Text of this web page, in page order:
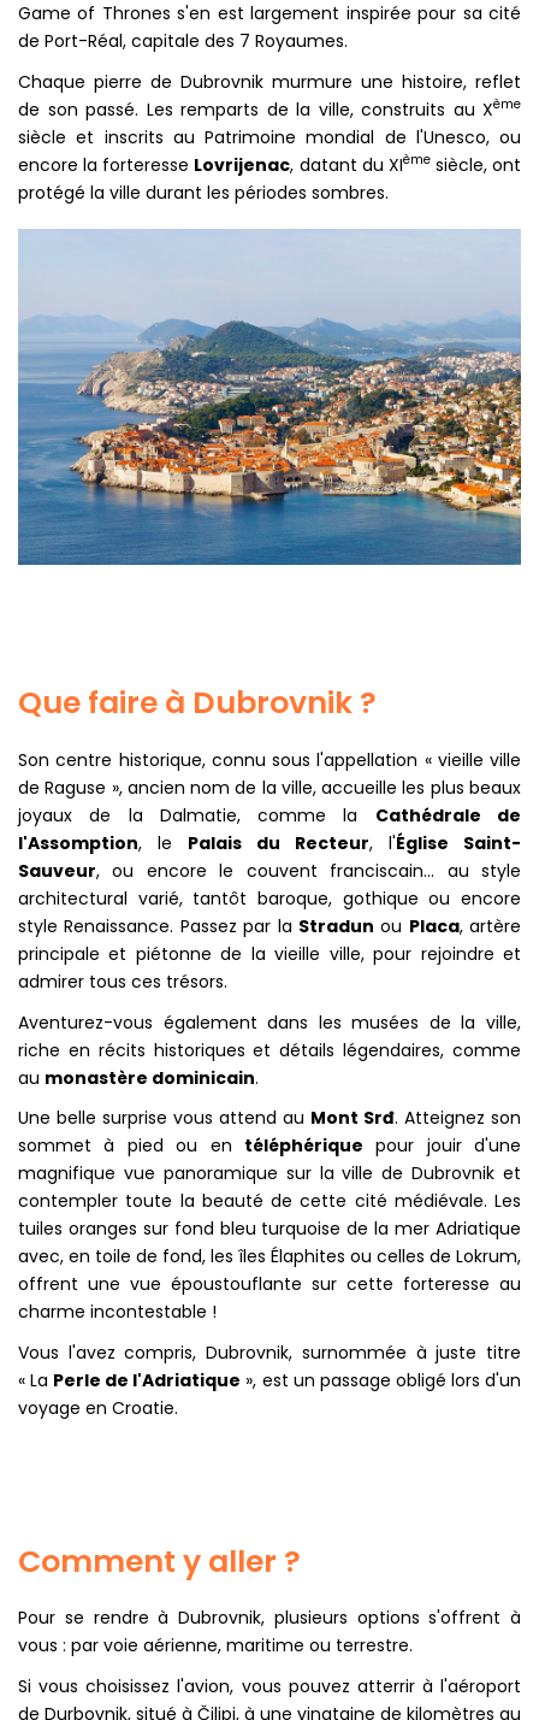
Game of Thrones s'en est largement inspirée pour sa cité
de Port-Réal, capitale des 7 Royaumes.
Chaque pierre de Dubrovnik murmure une histoire, reflet
de son passé. Les remparts de la ville, construits au Xème
siècle et inscrits au Patrimoine mondial de l'Unesco, ou
encore la forteresse Lovrijenac, datant du XIèmesiècle, ont
protégé la ville durant les périodes sombres.
Que faire à Dubrovnik ?
Son centre historique, connu sous l'appellation « vieille ville
de Raguse », ancien nom de la ville, accueille les plus beaux
joyaux de la Dalmatie, comme la Cathédrale de
l'Assomption, le Palais du Recteur, l'Église Saint-
Sauveur, ou encore le couvent franciscain... au style
architectural varié, tantôt baroque, gothique ou encore
style Renaissance. Passez par la Stradun ou Placa, artère
principale et piétonne de la vieille ville, pour rejoindre et
admirer tous ces trésors.
Aventurez-vous également dans les musées de la ville,
riche en récits historiques et détails légendaires, comme
au monastère dominicain.
Une belle surprise vous attend au Mont Srđ. Atteignez son
sommet à pied ou en téléphérique pour jouir d'une
magnifique vue panoramique sur la ville de Dubrovnik et
contempler toute la beauté de cette cité médiévale. Les
tuiles oranges sur fond bleu turquoise de la mer Adriatique
avec, en toile de fond, les îles Élaphites ou celles de Lokrum,
offrent une vue époustouflante sur cette forteresse au
charme incontestable !
Vous l'avez compris, Dubrovnik, surnommée à juste titre
« La Perle de l'Adriatique », est un passage obligé lors d'un
voyage en Croatie.
Comment y aller ?
Pour se rendre à Dubrovnik, plusieurs options s'offrent à
vous : par voie aérienne, maritime ou terrestre.
Si vous choisissez l'avion, vous pouvez atterrir à l'aéroport
de Durbovnik, situé à Čilipi, à une vingtaine de kilomètres au